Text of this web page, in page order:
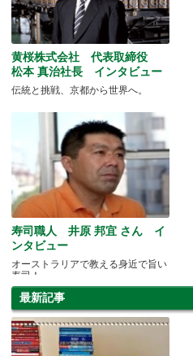
黄桜株式会社 代表取締役
松本 真治社長 インタビュー
伝統と挑戦、京都から世界へ。
寿司職人 井原 邦宜 さん イ
ンタビュー
オーストラリアで教える身近で旨い
寿司！
最新記事